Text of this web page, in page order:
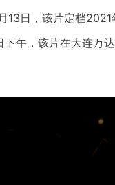
日，该片定档
午，该片在大连万